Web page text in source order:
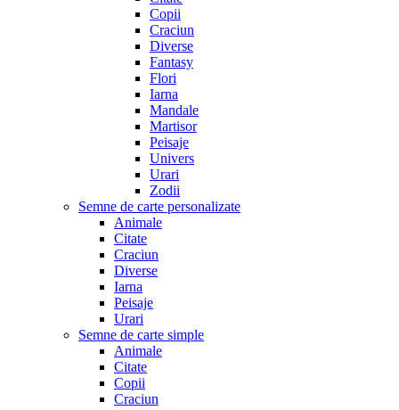
Copii
Craciun
Diverse
Fantasy
Flori
Iarna
Mandale
Martisor
Peisaje
Univers
Urari
Zodii
Semne de carte personalizate
Animale
Citate
Craciun
Diverse
Iarna
Peisaje
Urari
Semne de carte simple
Animale
Citate
Copii
Craciun